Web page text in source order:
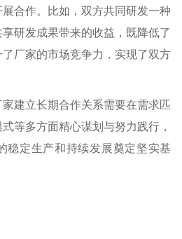
合作。比如，双方共同研发一种
研发成果带来的收益，既降低了
厂家的市场竞争力，实现了双方
建立长期合作关系需要在需求匹
等多方面精心谋划与努力践行，
稳定生产和持续发展奠定坚实基